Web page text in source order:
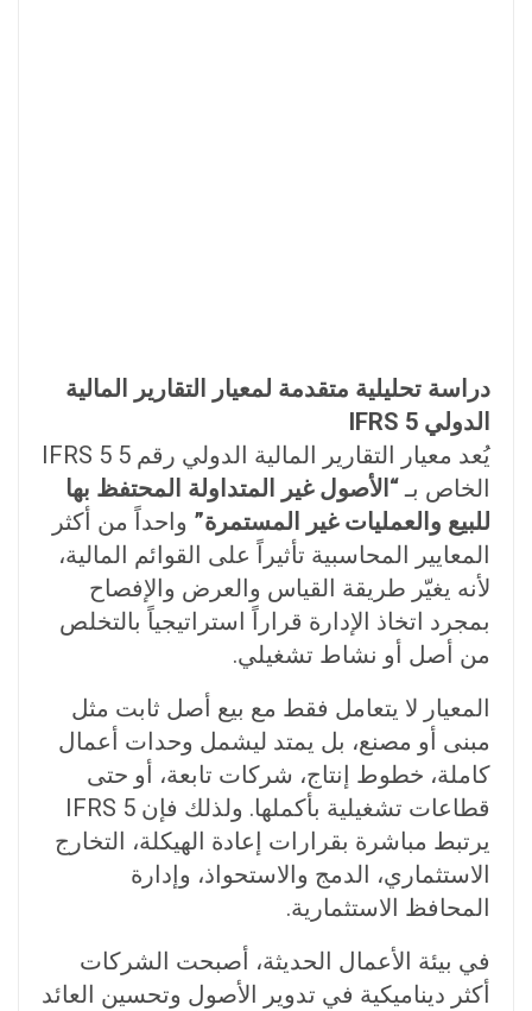
دراسة تحليلية متقدمة لمعيار التقارير المالية
الدولي IFRS 5
يُعد معيار التقارير المالية الدولي رقم 5 IFRS 5
الخاص بـ“الأصول غير المتداولة المحتفظ بها
للبيع والعمليات غير المستمرة” واحداً من أكثر
المعايير المحاسبية تأثيراً على القوائم المالية،
لأنه يغيّر طريقة القياس والعرض والإفصاح
بمجرد اتخاذ الإدارة قراراً استراتيجياً بالتخلص
من أصل أو نشاط تشغيلي.
المعيار لا يتعامل فقط مع بيع أصل ثابت مثل
مبنى أو مصنع، بل يمتد ليشمل وحدات أعمال
كاملة، خطوط إنتاج، شركات تابعة، أو حتى
قطاعات تشغيلية بأكملها. ولذلك فإن IFRS 5
يرتبط مباشرة بقرارات إعادة الهيكلة، التخارج
الاستثماري، الدمج والاستحواذ، وإدارة
المحافظ الاستثمارية.
في بيئة الأعمال الحديثة، أصبحت الشركات
أكثر ديناميكية في تدوير الأصول وتحسين العائد